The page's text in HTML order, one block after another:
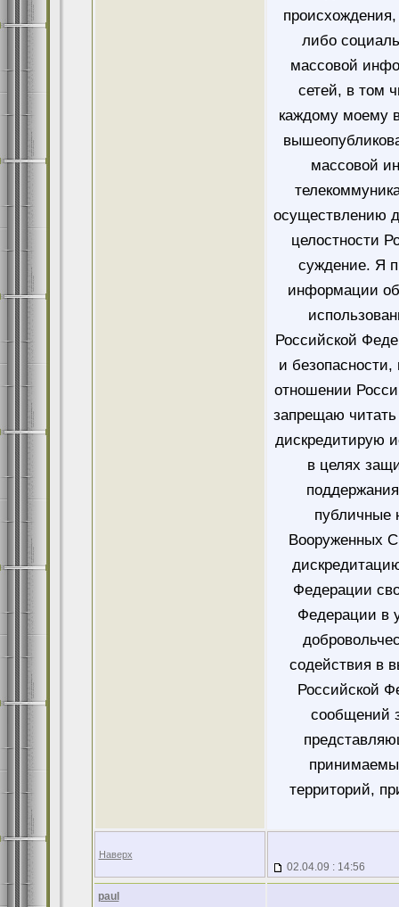
либо
массовой
сетей, в том
каждому моему
массовой
осуществлению
целостности
суждение. Я
информации
Российской
и безопасности,
отношении
запрещаю читать
дискредитирую
в целях
публичные
Вооруженных
Федерации
Федерации в
содействия в
Российской
сообщений
территорий,
Наверх
02.04.09 : 14:56
paul